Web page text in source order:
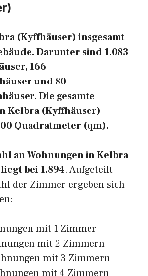
(Kyffhäuser) insgesamt
Darunter sind 1.083
166
und 80
Die gesamte
Kelbra (Kyffhäuser)
Quadratmeter (qm).
an Wohnungen in Kelbra
bei 1.894. Aufgeteilt
der Zimmer ergeben sich
mit 1 Zimmer
mit 2 Zimmern
mit 3 Zimmern
mit 4 Zimmern